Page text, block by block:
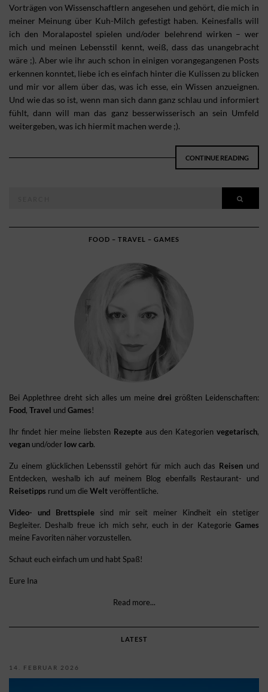
Vorträgen von Wissenschaftlern angesehen und gehört, die mich in
meiner Meinung über Kuh-Milch gefestigt haben. Keinesfalls will
ich den Moralapostel spielen und/oder belehrend wirken – wer
mich und meinen Lebensstil kennt, weiß, dass das unangebracht
wäre ;). Aber wie ihr auch schon in einigen vorangegangenen Posts
erkennen konntet, liebe ich es einfach hinter die Kulissen zu blicken
und mir vor allem über das, was ich esse, ein Wissen anzueignen.
Und wie das so ist, wenn man sich dann ganz schlau und informiert
fühlt, dann will man das ganz besserwisserisch an sein Umfeld
weitergeben, was ich hiermit machen werde ;).
CONTINUE READING
FOOD – TRAVEL – GAMES
Bei Applethree dreht sich alles um meine drei größten Leidenschaften:
Food, Travel und Games!
Ihr findet hier meine liebsten Rezepteaus den Kategorienvegetarisch,
vegan und/oder low carb.
Zu einem glücklichen Lebensstil gehört für mich auch das Reisen und
Entdecken, weshalb ich auf meinem Blog ebenfalls Restaurant- und
Reisetipps rund um die Weltveröffentliche.
Video- und Brettspielesind mir seit meiner Kindheit ein stetiger
Begleiter. Deshalb freue ich mich sehr, euch in der Kategorie Games
meine Favoriten näher vorzustellen.
Schaut euch einfach um und habt Spaß!
Eure Ina
Read more...
LATEST
14. FEBRUAR 2026